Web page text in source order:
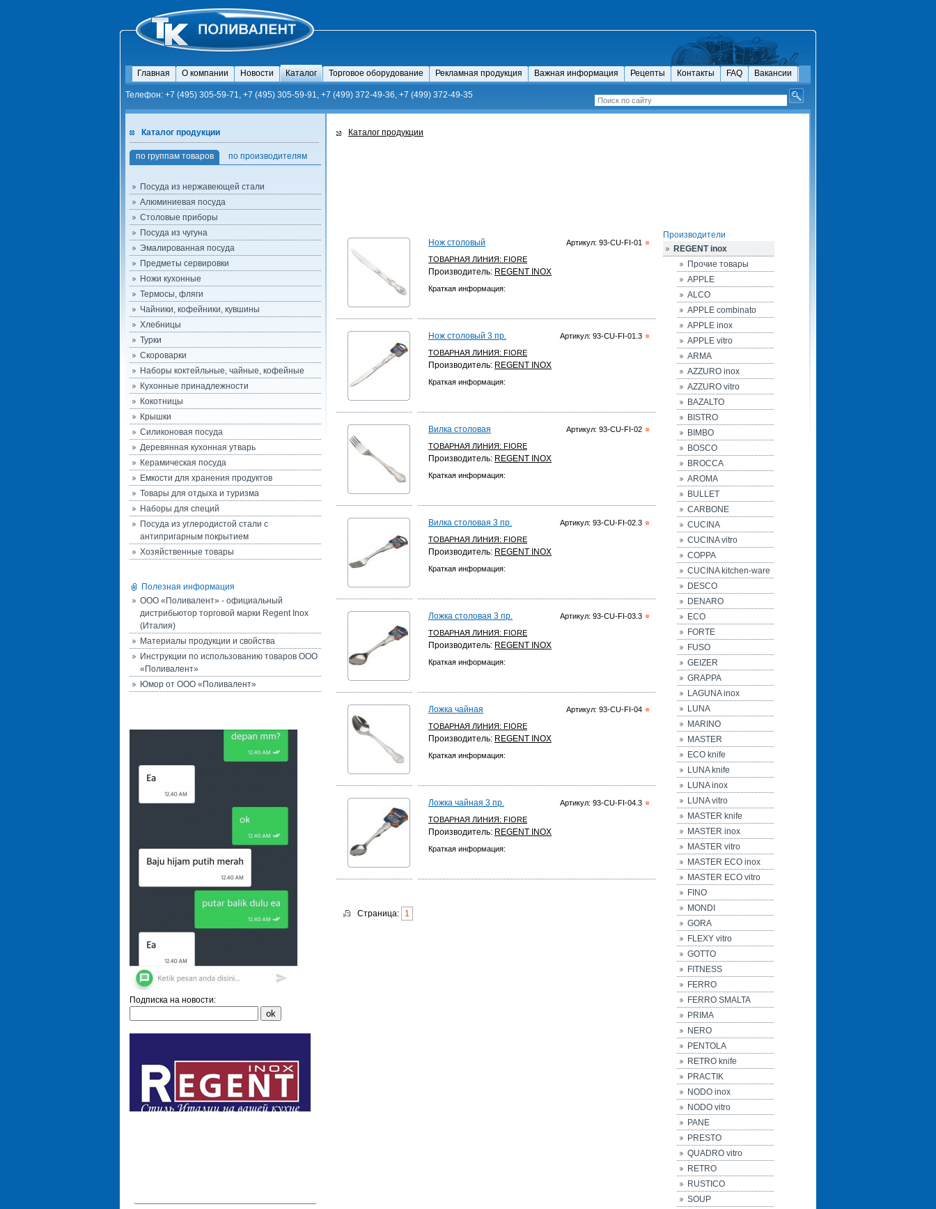
Главная О компании Новости Каталог Торговое оборудование Рекламная продукция Важная информация Рецепты Контакты FAQ Вакансии
Телефон: +7 (495) 305-59-71, +7 (495) 305-59-91, +7 (499) 372-49-36, +7 (499) 372-49-35
Каталог продукции
по группам товаров по производителям
Посуда из нержавеющей стали
Алюминиевая посуда
Столовые приборы
Посуда из чугуна
Эмалированная посуда
Предметы сервировки
Ножи кухонные
Термосы, фляги
Чайники, кофейники, кувшины
Хлебницы
Турки
Скороварки
Наборы коктейльные, чайные, кофейные
Кухонные принадлежности
Кокотницы
Крышки
Силиконовая посуда
Деревянная кухонная утварь
Керамическая посуда
Емкости для хранения продуктов
Товары для отдыха и туризма
Наборы для специй
Посуда из углеродистой стали с
антипригарным покрытием
Хозяйственные товары
Полезная информация
ООО «Поливалент» - официальный
дистрибьютор торговой марки Regent Inox
(Италия)
Материалы продукции и свойства
Инструкции по использованию товаров ООО
«Поливалент»
Юмор от ООО «Поливалент»
Подписка на новости:
Каталог продукции
Артикул: 93-CU-FI-01
Нож столовый
ТОВАРНАЯ ЛИНИЯ: FIORE
Производитель: REGENT INOX
Краткая информация:
Артикул: 93-CU-FI-01.3
Нож столовый 3 пр.
ТОВАРНАЯ ЛИНИЯ: FIORE
Производитель: REGENT INOX
Краткая информация:
Артикул: 93-CU-FI-02
Вилка столовая
ТОВАРНАЯ ЛИНИЯ: FIORE
Производитель: REGENT INOX
Краткая информация:
Артикул: 93-CU-FI-02.3
Вилка столовая 3 пр.
ТОВАРНАЯ ЛИНИЯ: FIORE
Производитель: REGENT INOX
Краткая информация:
Артикул: 93-CU-FI-03.3
Ложка столовая 3 пр.
ТОВАРНАЯ ЛИНИЯ: FIORE
Производитель: REGENT INOX
Краткая информация:
Артикул: 93-CU-FI-04
Ложка чайная
ТОВАРНАЯ ЛИНИЯ: FIORE
Производитель: REGENT INOX
Краткая информация:
Артикул: 93-CU-FI-04.3
Ложка чайная 3 пр.
ТОВАРНАЯ ЛИНИЯ: FIORE
Производитель: REGENT INOX
Краткая информация:
Страница: 1
Производители
REGENT inox
Прочие товары
APPLE
ALCO
APPLE combinato
APPLE inox
APPLE vitro
ARMA
AZZURO inox
AZZURO vitro
BAZALTO
BISTRO
BIMBO
BOSCO
BROCCA
AROMA
BULLET
CARBONE
CUCINA
CUCINA vitro
COPPA
CUCINA kitchen-ware
DESCO
DENARO
ECO
FORTE
FUSO
GEIZER
GRAPPA
LAGUNA inox
LUNA
MARINO
MASTER
ECO knife
LUNA knife
LUNA inox
LUNA vitro
MASTER knife
MASTER inox
MASTER vitro
MASTER ECO inox
MASTER ECO vitro
FINO
MONDI
GORA
FLEXY vitro
GOTTO
FITNESS
FERRO
FERRO SMALTA
PRIMA
NERO
PENTOLA
RETRO knife
PRACTIK
NODO inox
NODO vitro
PANE
PRESTO
QUADRO vitro
RETRO
RUSTICO
SOUP